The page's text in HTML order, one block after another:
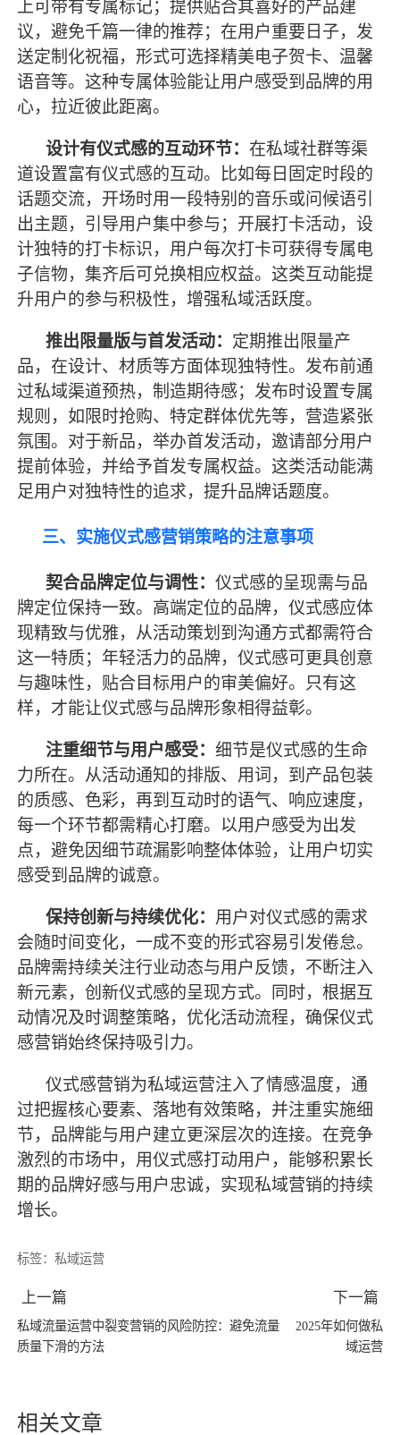
上可带有专属标记；提供贴合其喜好的产品建
议，避免千篇一律的推荐；在用户重要日子，发
送定制化祝福，形式可选择精美电子贺卡、温馨
语音等。这种专属体验能让用户感受到品牌的用
心，拉近彼此距离。
设计有仪式感的互动环节： 在私域社群等渠
道设置富有仪式感的互动。比如每日固定时段的
话题交流，开场时用一段特别的音乐或问候语引
出主题，引导用户集中参与；开展打卡活动，设
计独特的打卡标识，用户每次打卡可获得专属电
子信物，集齐后可兑换相应权益。这类互动能提
升用户的参与积极性，增强私域活跃度。
推出限量版与首发活动： 定期推出限量产
品，在设计、材质等方面体现独特性。发布前通
过私域渠道预热，制造期待感；发布时设置专属
规则，如限时抢购、特定群体优先等，营造紧张
氛围。对于新品，举办首发活动，邀请部分用户
提前体验，并给予首发专属权益。这类活动能满
足用户对独特性的追求，提升品牌话题度。
三、实施仪式感营销策略的注意事项
契合品牌定位与调性：仪式感的呈现需与品
牌定位保持一致。高端定位的品牌，仪式感应体
现精致与优雅，从活动策划到沟通方式都需符合
这一特质；年轻活力的品牌，仪式感可更具创意
与趣味性，贴合目标用户的审美偏好。只有这
样，才能让仪式感与品牌形象相得益彰。
注重细节与用户感受：细节是仪式感的生命
力所在。从活动通知的排版、用词，到产品包装
的质感、色彩，再到互动时的语气、响应速度，
每一个环节都需精心打磨。以用户感受为出发
点，避免因细节疏漏影响整体体验，让用户切实
感受到品牌的诚意。
保持创新与持续优化： 用户对仪式感的需求
会随时间变化，一成不变的形式容易引发倦怠。
品牌需持续关注行业动态与用户反馈，不断注入
新元素，创新仪式感的呈现方式。同时，根据互
动情况及时调整策略，优化活动流程，确保仪式
感营销始终保持吸引力。
仪式感营销为私域运营注入了情感温度，通
过把握核心要素、落地有效策略，并注重实施细
节，品牌能与用户建立更深层次的连接。在竞争
激烈的市场中，用仪式感打动用户，能够积累长
期的品牌好感与用户忠诚，实现私域营销的持续
增长。
标签：私域运营
上一篇
私域流量运营中裂变营销的风险防控：避免流量
质量下滑的方法
下一篇
2025年如何做私
域运营
相关文章